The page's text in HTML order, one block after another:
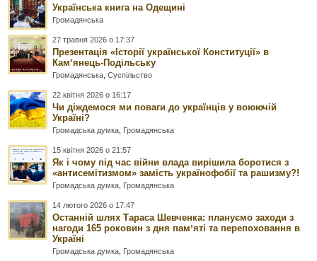
Українська книга на Одещині
Громадянська
27 травня 2026 о 17:37
Презентація «Історії української Конституції» в
Камʼянець-Подільську
Громадянська ,Суспільство
22 квітня 2026 о 16:17
Чи діждемося ми поваги до українців у воюючій
Україні?
Громадська думка Громадянська
15 квітня 2026 о 21:57
Як і чому під час війни влада вирішила боротися з
«антисемітизмом» замість українофобії та рашизму?!
Громадська думка Громадянська
14 лютого 2026 о 17:47
Останній шлях Тараса Шевченка: плануємо заходи з
нагоди 165 роковин з дня памʼяті та перепоховання в
Україні
Громадська думка Громадянська